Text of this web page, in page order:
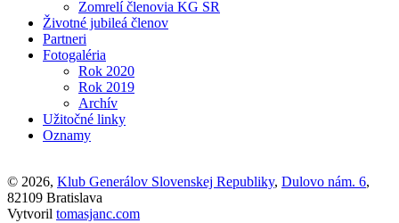
Zomrelí členovia KG SR
Životné jubileá členov
Partneri
Fotogaléria
Rok 2020
Rok 2019
Archív
Užitočné linky
Oznamy
© 2026, Klub Generálov Slovenskej Republiky, Dulovo nám. 6,
82109 Bratislava
Vytvoril tomasjanc.com